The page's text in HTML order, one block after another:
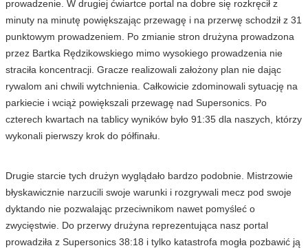
prowadzenie. W drugiej ćwiartce portal na dobre się rozkręcił z
minuty na minutę powiększając przewagę i na przerwę schodził z 31
punktowym prowadzeniem. Po zmianie stron drużyna prowadzona
przez Bartka Rędzikowskiego mimo wysokiego prowadzenia nie
straciła koncentracji. Gracze realizowali założony plan nie dając
rywalom ani chwili wytchnienia. Całkowicie zdominowali sytuację na
parkiecie i wciąż powiększali przewagę nad Supersonics. Po
czterech kwartach na tablicy wyników było 91:35 dla naszych, którzy
wykonali pierwszy krok do półfinału.
Drugie starcie tych drużyn wyglądało bardzo podobnie. Mistrzowie
błyskawicznie narzucili swoje warunki i rozgrywali mecz pod swoje
dyktando nie pozwalając przeciwnikom nawet pomyśleć o
zwycięstwie. Do przerwy drużyna reprezentująca nasz portal
prowadziła z Supersonics 38:18 i tylko katastrofa mogła pozbawić ją